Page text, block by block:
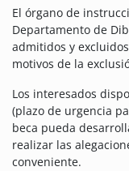
El órgano de
Departamento de
admitidos y
motivos de la
Los interesados
(plazo de urgencia
beca pueda
realizar las
conveniente.